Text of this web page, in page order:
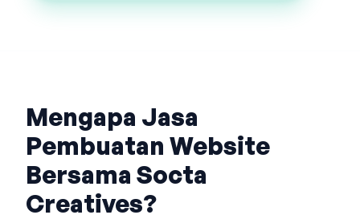
Mengapa Jasa
Pembuatan Website
Bersama Socta
Creatives?